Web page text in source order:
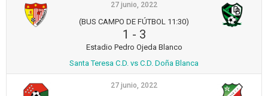
27 junio, 2022
(BUS CAMPO DE FÚTBOL 11:30)
1 - 3
Estadio Pedro Ojeda Blanco
Santa Teresa C.D. vs C.D. Doña Blanca
27 junio, 2022